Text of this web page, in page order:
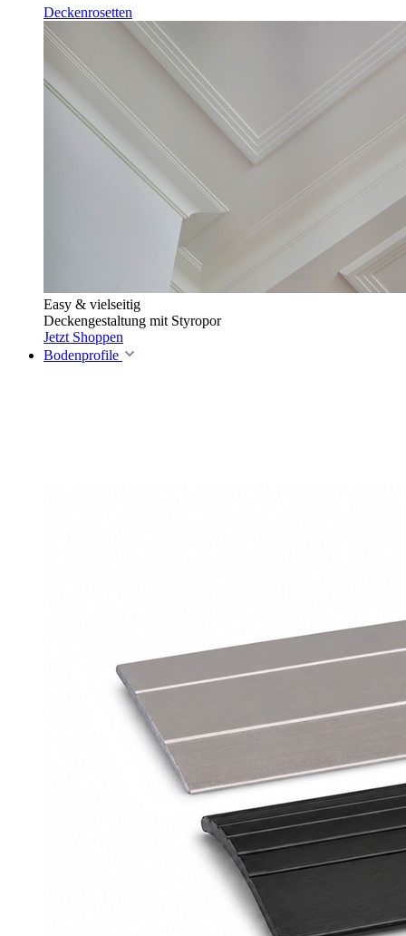
Deckenrosetten
Easy & vielseitig
Deckengestaltung mit Styropor
Jetzt Shoppen
Bodenprofile